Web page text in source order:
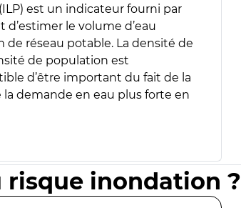
est un indicateur fourni par
d’estimer le volume d’eau
de réseau potable. La densité de
de population est
d’être important du fait de la
demande en eau plus forte en
inondation ?